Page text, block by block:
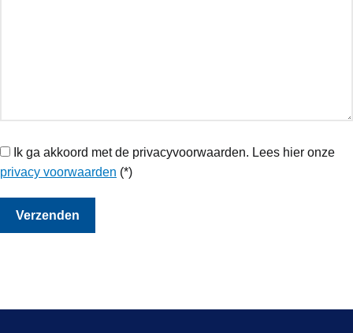
Ik ga akkoord met de privacyvoorwaarden. Lees hier onze
privacy voorwaarden (*)